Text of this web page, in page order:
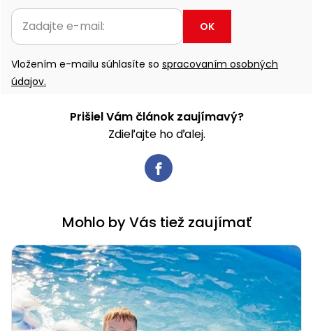
OK
Vložením e-mailu súhlasíte so spracovaním osobných
údajov.
Prišiel Vám článok zaujímavý?
Zdieľajte ho ďalej.
Mohlo by Vás tiež zaujímať